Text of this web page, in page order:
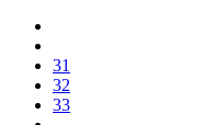
31
32
33